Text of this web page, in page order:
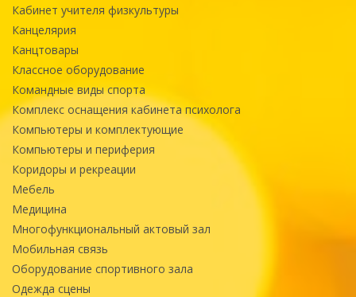
Кабинет учителя физкультуры
Канцелярия
Канцтовары
Классное оборудование
Командные виды спорта
Комплекс оснащения кабинета психолога
Компьютеры и комплектующие
Компьютеры и периферия
Коридоры и рекреации
Мебель
Медицина
Многофункциональный актовый зал
Мобильная связь
Оборудование спортивного зала
Одежда сцены